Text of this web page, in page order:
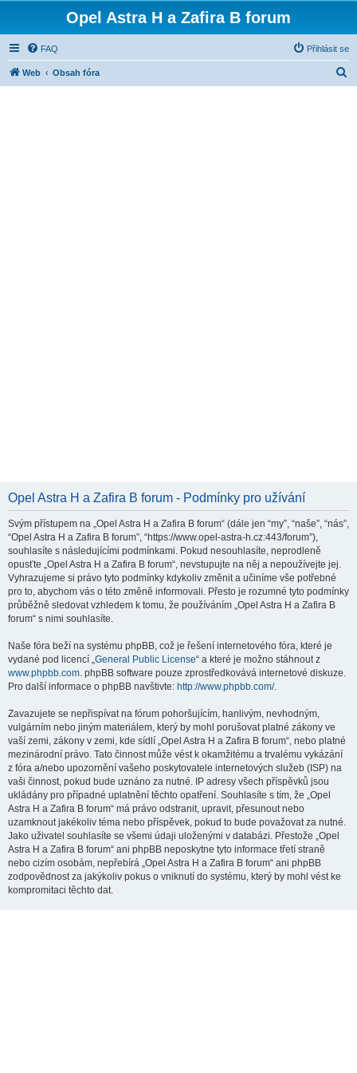
Opel Astra H a Zafira B forum
FAQ Přihlásit se
Web Obsah fóra
Opel Astra H a Zafira B forum - Podmínky pro užívání
Svým přístupem na „Opel Astra H a Zafira B forum“ (dále jen “my”, “naše”, “nás”,
“Opel Astra H a Zafira B forum”, “https://www.opel-astra-h.cz:443/forum”),
souhlasíte s následujícími podmínkami. Pokud nesouhlasíte, neprodleně
opusťte „Opel Astra H a Zafira B forum“, nevstupujte na něj a nepoužívejte jej.
Vyhrazujeme si právo tyto podmínky kdykoliv změnit a učiníme vše potřebné
pro to, abychom vás o této změně informovali. Přesto je rozumné tyto podmínky
průběžně sledovat vzhledem k tomu, že používáním „Opel Astra H a Zafira B
forum“ s nimi souhlasíte.
Naše fóra beží na systému phpBB, což je řešení internetového fóra, které je
vydané pod licencí „General Public License“ a které je možno stáhnout z
www.phpbb.com. phpBB software pouze zprostředkovává internetové diskuze.
Pro další informace o phpBB navštivte: http://www.phpbb.com/.
Zavazujete se nepřispívat na fórum pohoršujícím, hanlivým, nevhodným,
vulgárním nebo jiným materiálem, který by mohl porušovat platné zákony ve
vaší zemi, zákony v zemi, kde sídlí „Opel Astra H a Zafira B forum“, nebo platné
mezinárodní právo. Tato činnost může vést k okamžitému a trvalému vykázání
z fóra a/nebo upozornění vašeho poskytovatele internetových služeb (ISP) na
vaši činnost, pokud bude uznáno za nutné. IP adresy všech příspěvků jsou
ukládány pro případné uplatnění těchto opatření. Souhlasíte s tím, že „Opel
Astra H a Zafira B forum“ má právo odstranit, upravit, přesunout nebo
uzamknout jakékoliv téma nebo příspěvek, pokud to bude považovat za nutné.
Jako uživatel souhlasíte se všemi údaji uloženými v databázi. Přestože „Opel
Astra H a Zafira B forum“ ani phpBB neposkytne tyto informace třetí straně
nebo cizím osobám, nepřebírá „Opel Astra H a Zafira B forum“ ani phpBB
zodpovědnost za jakýkoliv pokus o vniknutí do systému, který by mohl vést ke
kompromitaci těchto dat.